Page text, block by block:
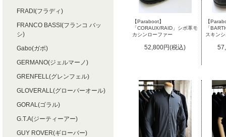
【Paraboot】
「CORAUX/RAID」シボ革モ
カシンローファー
52,800円(税込)
【
「
スキン
FRADI(フラディ)
FRANCO BASSI(フランコ バッ
シ)
Gabo(ガボ)
GERMANO(ジェルマーノ)
GRENFELL(グレンフェル)
GLOVERALL(グローバーオール)
GORAL(ゴラル)
G.T.A(ジーティーアー)
GUY ROVER(ギローバー)